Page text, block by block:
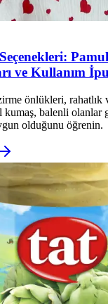
ve Kullanım
önlükleri, rahatlık
balenli olanlar
olduğunu öğrenin.